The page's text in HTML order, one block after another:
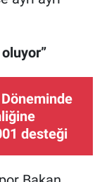
desteği